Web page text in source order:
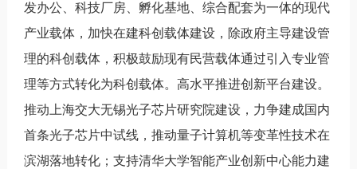
发办公、科技厂房、孵化基地、综合配套为一体的现代
产业载体，加快在建科创载体建设，除政府主导建设管
理的科创载体，积极鼓励现有民营载体通过引入专业管
理等方式转化为科创载体。高水平推进创新平台建设。
推动上海交大无锡光子芯片研究院建设，力争建成国内
首条光子芯片中试线，推动量子计算机等变革性技术在
滨湖落地转化；支持清华大学智能产业创新中心能力建